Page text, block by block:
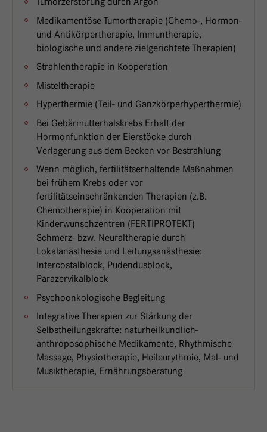
Medikamentöse Tumortherapie (Chemo-, Hormon-
und Antikörpertherapie, Immuntherapie,
biologische und andere zielgerichtete Therapien)
Strahlentherapie in Kooperation
Misteltherapie
Hyperthermie (Teil- und Ganzkörperhyperthermie)
Bei Gebärmutterhalskrebs Erhalt der
Hormonfunktion der Eierstöcke durch
Verlagerung aus dem Becken vor Bestrahlung
Wenn möglich, fertilitätserhaltende Maßnahmen
bei frühem Krebs oder vor
fertilitätseinschränkenden Therapien (z.B.
Chemotherapie) in Kooperation mit
Kinderwunschzentren (FERTIPROTEKT)
Schmerz- bzw. Neuraltherapie durch
Lokalanästhesie und Leitungsanästhesie:
Intercostalblock, Pudendusblock,
Parazervikalblock
Psychoonkologische Begleitung
Integrative Therapien zur Stärkung der
Selbstheilungskräfte: naturheilkundlich-
anthroposophische Medikamente, Rhythmische
Massage, Physiotherapie, Heileurythmie, Mal- und
Musiktherapie, Ernährungsberatung